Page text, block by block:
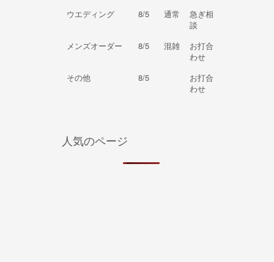
ウエディング
8/5 通常
急ぎ相
談
メンズオーダー
8/5 混雑
お打合
わせ
その他
8/5
お打合
わせ
人気のページ